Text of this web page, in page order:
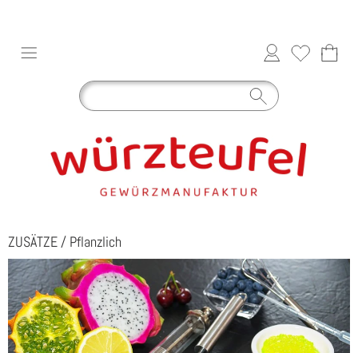
ZUSÄTZE / Pflanzlich